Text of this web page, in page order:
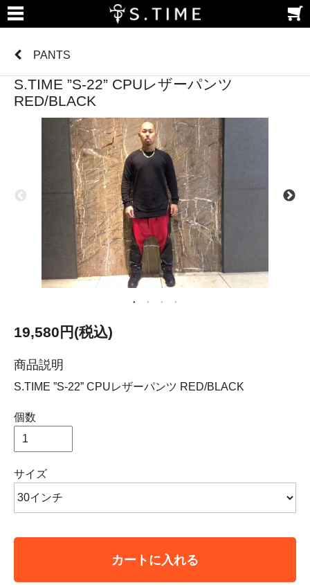
PANTS
S.TIME ”S-22” CPUレザーパンツ
RED/BLACK
19,580円(税込)
商品説明
S.TIME ”S-22” CPUレザーパンツ RED/BLACK
個数
サイズ
カートに入れる